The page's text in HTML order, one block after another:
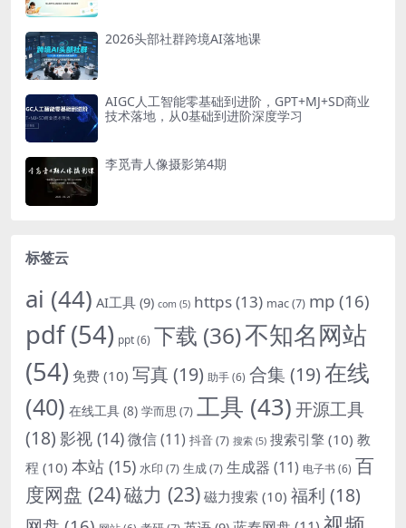
2026头部社群跨境AI落地课
AIGC人工智能零基础到进阶，GPT+MJ+SD商业
技术落地，从0基础到进阶深度学习
李觅青人像摄影第4期
标签云
ai (44) AI工具 (9) com (5) https(13) mac(7) mp (16)
pdf(54) ppt(6) 下载 (36)不知名网站
(54) 免费 (10) 写真 (19) 助手(6) 合集 (19)在线
(40) 在线工具 (8) 学而思 (7) 工具 (43)开源工具
(18) 影视 (14)微信(11) 抖音(7) 搜索 (5) 搜索引擎 (10) 教
程 (10) 本站 (15) 水印 (7) 生成(7) 生成器 (11) 电子书(6) 百
度网盘 (24)磁力 (23) 磁力搜索 (10) 福利 (18)